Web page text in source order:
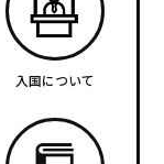
入国について